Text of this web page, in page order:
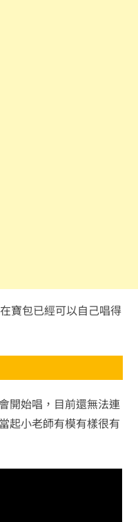
寶包已經可以自己唱得
開始唱，目前還無法連
起小老師有模有樣很有